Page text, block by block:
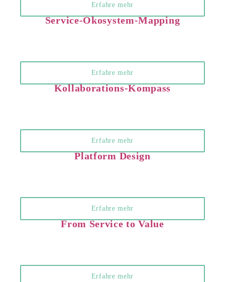
Service-Ökosystem-Mapping
Erfahre mehr
Kollaborations-Kompass
Erfahre mehr
Platform Design
Erfahre mehr
From Service to Value
Erfahre mehr
Erfahre mehr